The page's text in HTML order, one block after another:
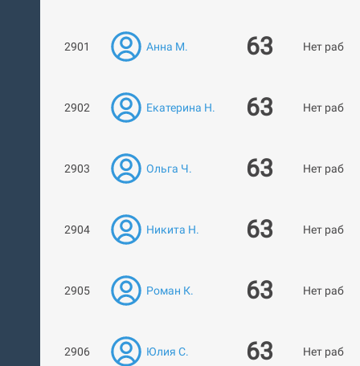
2901 Анна М. 63 Нет работ
2902 Екатерина Н. 63 Нет работ
2903 Ольга Ч. 63 Нет работ
2904 Никита Н. 63 Нет работ
2905 Роман К. 63 Нет работ
2906 Юлия С. 63 Нет работ